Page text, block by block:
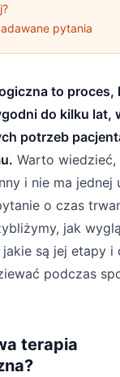
pytania
to proces,
do kilku lat,
potrzeb
Warto
i nie ma jednej
o czas
jak
są jej etapy i
podczas
terapia